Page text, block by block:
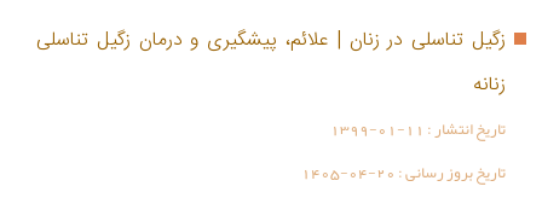
زگیل تناسلی در زنان | علائم، پیشگیری و درمان زگیل تناسلی
زنانه
تاریخ انتشار : 1399-01-11
تاریخ بروز رسانی :1405-04-20